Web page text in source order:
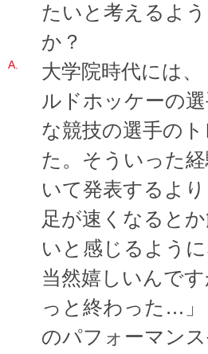
たいと考えるよ
か？
大学院時代には
ルドホッケーの
な競技の選手の
た。そういった
いて発表するよ
足が速くなると
いと感じるよう
当然嬉しいんで
っと終わった…」
のパフォーマン